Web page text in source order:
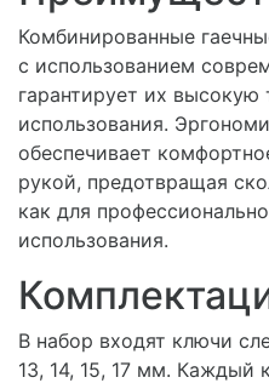
Комбинированные
с использованием
гарантирует их высокую
использования.
обеспечивает
рукой, предотвращая
как для
использования.
В набор входят ключи
13, 14, 15, 17 мм. Каждый